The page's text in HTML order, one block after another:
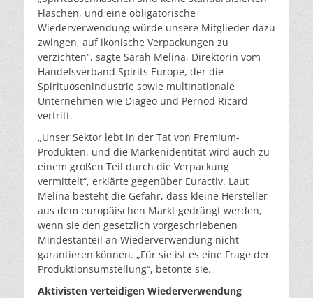
Flaschen, und eine obligatorische
Wiederverwendung würde unsere Mitglieder dazu
zwingen, auf ikonische Verpackungen zu
verzichten“, sagte Sarah Melina, Direktorin vom
Handelsverband Spirits Europe, der die
Spirituosenindustrie sowie multinationale
Unternehmen wie Diageo und Pernod Ricard
vertritt.
„Unser Sektor lebt in der Tat von Premium-
Produkten, und die Markenidentität wird auch zu
einem großen Teil durch die Verpackung
vermittelt“, erklärte gegenüber Euractiv. Laut
Melina besteht die Gefahr, dass kleine Hersteller
aus dem europäischen Markt gedrängt werden,
wenn sie den gesetzlich vorgeschriebenen
Mindestanteil an Wiederverwendung nicht
garantieren können. „Für sie ist es eine Frage der
Produktionsumstellung“, betonte sie.
Aktivisten verteidigen Wiederverwendung